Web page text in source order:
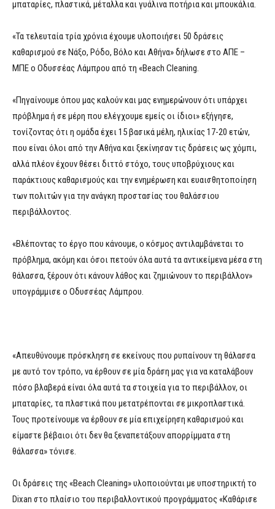
μπαταρίες, πλαστικά, μέταλλα και γυάλινα ποτήρια και μπουκάλια.
«Τα τελευταία τρία χρόνια έχουμε υλοποιήσει 50 δράσεις
καθαρισμού σε Νάξο, Ρόδο, Βόλο και Αθήνα» δήλωσε στο ΑΠΕ –
ΜΠΕ ο Οδυσσέας Λάμπρου από τη «Beach Cleaning.
«Πηγαίνουμε όπου μας καλούν και μας ενημερώνουν ότι υπάρχει
πρόβλημα ή σε μέρη που ελέγχουμε εμείς οι ίδιοι» εξήγησε,
τονίζοντας ότι η ομάδα έχει 15 βασικά μέλη, ηλικίας 17-20 ετών,
που είναι όλοι από την Αθήνα και ξεκίνησαν τις δράσεις ως χόμπι,
αλλά πλέον έχουν θέσει διττό στόχο, τους υποβρύχιους και
παράκτιους καθαρισμούς και την ενημέρωση και ευαισθητοποίηση
των πολιτών για την ανάγκη προστασίας του θαλάσσιου
περιβάλλοντος.
«Βλέποντας το έργο που κάνουμε, ο κόσμος αντιλαμβάνεται το
πρόβλημα, ακόμη και όσοι πετούν όλα αυτά τα αντικείμενα μέσα στη
θάλασσα, ξέρουν ότι κάνουν λάθος και ζημιώνουν το περιβάλλον»
υπογράμμισε ο Οδυσσέας Λάμπρου.
«Απευθύνουμε πρόσκληση σε εκείνους που ρυπαίνουν τη θάλασσα
με αυτό τον τρόπο, να έρθουν σε μία δράση μας για να καταλάβουν
πόσο βλαβερά είναι όλα αυτά τα στοιχεία για το περιβάλλον, οι
μπαταρίες, τα πλαστικά που μετατρέπονται σε μικροπλαστικά.
Τους προτείνουμε να έρθουν σε μία επιχείρηση καθαρισμού και
είμαστε βέβαιοι ότι δεν θα ξεναπετάξουν απορρίμματα στη
θάλασσα» τόνισε.
Οι δράσεις της «Beach Cleaning» υλοποιούνται με υποστηρικτή το
Dixan στο πλαίσιο του περιβαλλοντικού προγράμματος «Καθάρισε